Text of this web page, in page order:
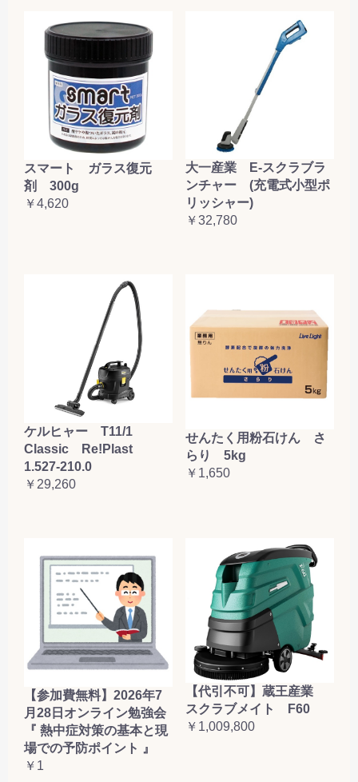
スマート ガラス復元
剤 300g
￥4,620
大一産業 E-スクラブラ
ンチャー (充電式小型ポ
リッシャー)
￥32,780
ケルヒャー T11/1
Classic Re!Plast
1.527-210.0
￥29,260
せんたく用粉石けん さ
らり 5kg
￥1,650
【参加費無料】2026年7
月28日オンライン勉強会
『 熱中症対策の基本と現
場での予防ポイント 』
￥1
【代引不可】蔵王産業
スクラブメイト F60
￥1,009,800